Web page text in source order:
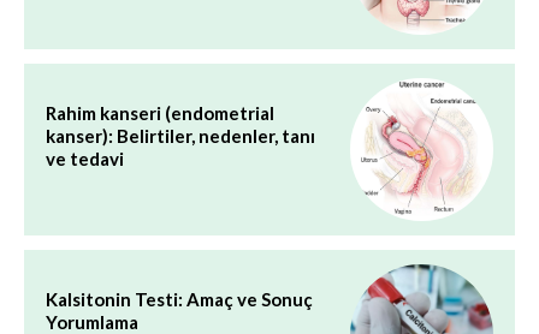
Rahim kanseri (endometrial
kanser): Belirtiler, nedenler, tanı
ve tedavi
Kalsitonin Testi: Amaç ve Sonuç
Yorumlama